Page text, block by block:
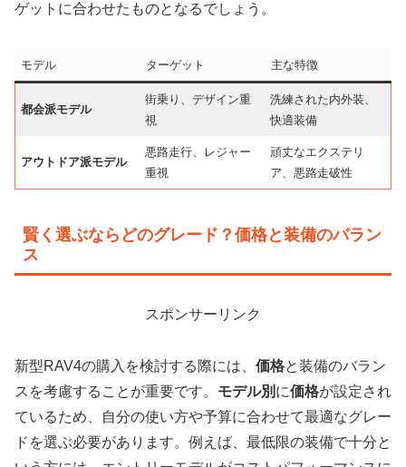
ゲットに合わせたものとなるでしょう。
モデル ターゲット 主な特徴
都会派モデル
街乗り、デザイン重
視
洗練された内外装、
快適装備
アウトドア派モデル
悪路走行、レジャー
重視
頑丈なエクステリ
ア、悪路走破性
賢く選ぶならどのグレード？価格と装備のバラン
ス
スポンサーリンク
新型RAV4の購入を検討する際には、 価格と装備のバラン
スを考慮することが重要です。 モデル別 に価格が設定され
ているため、自分の使い方や予算に合わせて最適なグレー
ドを選ぶ必要があります。例えば、最低限の装備で十分と